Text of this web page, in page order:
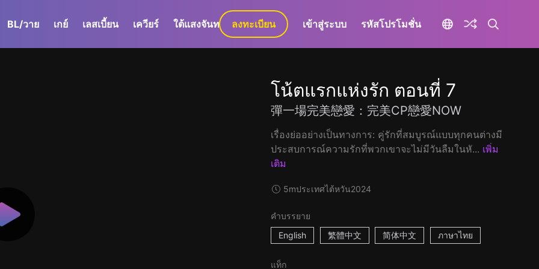
BL/วาย เกย์ เลสเบี้ยน เควียร์ ใต้แสงจันทร์ GaLa+
ลงทะเบียน เข้าสู่ระบบ รหัสโปรโมชั่น
โน้ตแรกแห่งรัก ตอนที่ 7
彈一場完美戀愛：完美CP戀愛NOW
เรื่องย่ออย่างเป็นทางการ: คู่รักที่สมบูรณ์แบบทุกคนต่างมี
ประสบการณ์ความรักที่พวกเขาจะไม่มีวันลืมในหั... เพิ่ม
เติม
5mประเทศไต้หวัน2024
คำบรรยาย
English
繁體中文 简体中文 ภาษาไทย
แท็ก